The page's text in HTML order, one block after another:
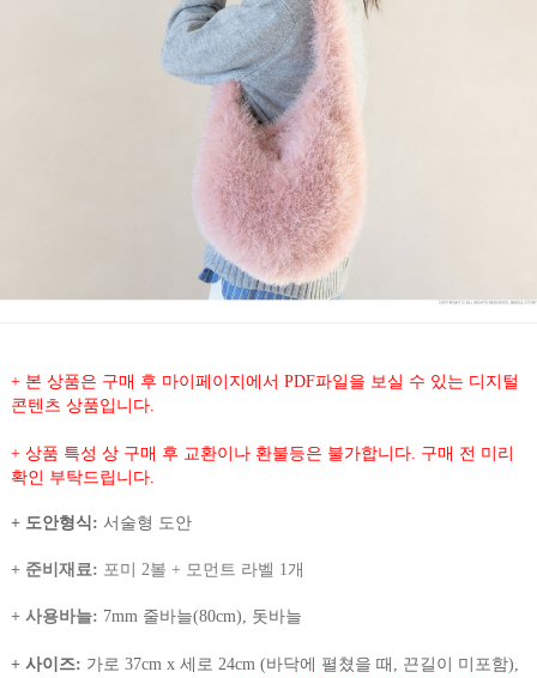
+ 본 상품은 구매 후 마이페이지에서 PDF파일을 보실 수 있는 디지털
콘텐츠 상품입니다.
+ 상품 특성 상 구매 후 교환이나 환불등은 불가합니다. 구매 전 미리
확인 부탁드립니다.
+ 도안형식: 서술형 도안
+ 준비재료: 포미 2볼 + 모먼트 라벨 1개
+ 사용바늘: 7mm 줄바늘(80cm), 돗바늘
+ 사이즈: 가로 37cm x 세로 24cm (바닥에 펼쳤을 때, 끈길이 미포함),